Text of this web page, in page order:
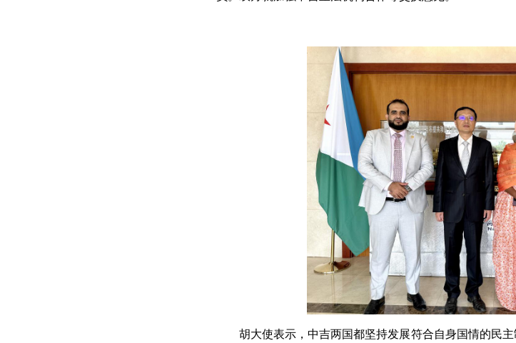
胡大使表示，中吉两国都坚持发展符合自身国情的民